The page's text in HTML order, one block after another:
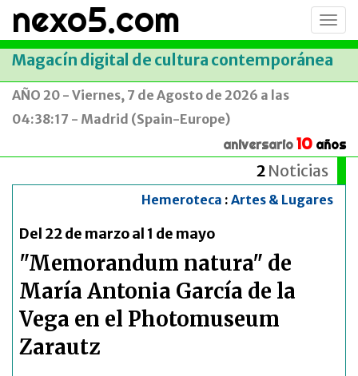
nexo5.com
Magacín digital de cultura contemporánea
AÑO 20 - Viernes, 7 de Agosto de 2026 a las
04:38:17 - Madrid (Spain-Europe)
aniversario 10 años
2 Noticias
Hemeroteca : Artes & Lugares
Del 22 de marzo al 1 de mayo
"Memorandum natura" de
María Antonia García de la
Vega en el Photomuseum
Zarautz